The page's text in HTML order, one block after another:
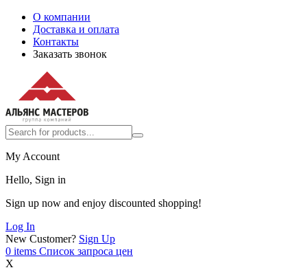
О компании
Доставка и оплата
Контакты
Заказать звонок
My Account
Hello, Sign in
Sign up now and enjoy discounted shopping!
Log In
New Customer? Sign Up
0 items Список запроса цен
X